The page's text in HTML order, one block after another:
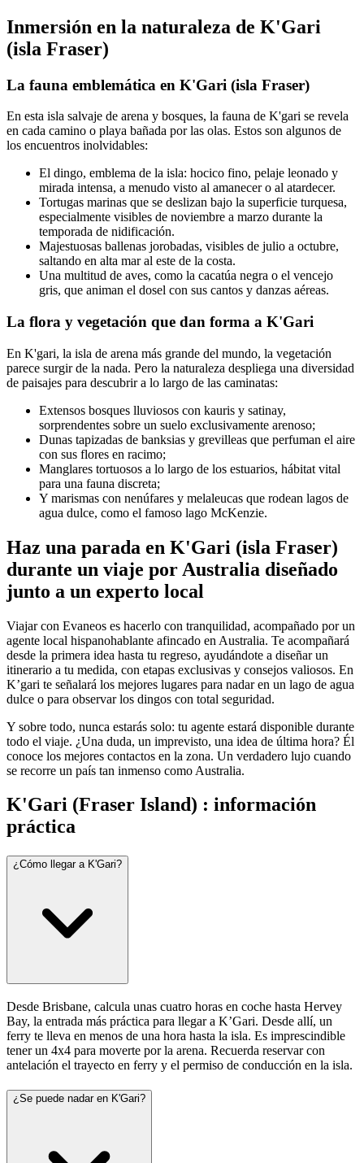
Inmersión en la naturaleza de K'Gari
(isla Fraser)
La fauna emblemática en K'Gari (isla Fraser)
En esta isla salvaje de arena y bosques, la fauna de K'gari se revela
en cada camino o playa bañada por las olas. Estos son algunos de
los encuentros inolvidables:
El dingo, emblema de la isla: hocico fino, pelaje leonado y
mirada intensa, a menudo visto al amanecer o al atardecer.
Tortugas marinas que se deslizan bajo la superficie turquesa,
especialmente visibles de noviembre a marzo durante la
temporada de nidificación.
Majestuosas ballenas jorobadas, visibles de julio a octubre,
saltando en alta mar al este de la costa.
Una multitud de aves, como la cacatúa negra o el vencejo
gris, que animan el dosel con sus cantos y danzas aéreas.
La flora y vegetación que dan forma a K'Gari
En K'gari, la isla de arena más grande del mundo, la vegetación
parece surgir de la nada. Pero la naturaleza despliega una diversidad
de paisajes para descubrir a lo largo de las caminatas:
Extensos bosques lluviosos con kauris y satinay,
sorprendentes sobre un suelo exclusivamente arenoso;
Dunas tapizadas de banksias y grevilleas que perfuman el aire
con sus flores en racimo;
Manglares tortuosos a lo largo de los estuarios, hábitat vital
para una fauna discreta;
Y marismas con nenúfares y melaleucas que rodean lagos de
agua dulce, como el famoso lago McKenzie.
Haz una parada en K'Gari (isla Fraser)
durante un viaje por Australia diseñado
junto a un experto local
Viajar con Evaneos es hacerlo con tranquilidad, acompañado por un
agente local hispanohablante afincado en Australia. Te acompañará
desde la primera idea hasta tu regreso, ayudándote a diseñar un
itinerario a tu medida, con etapas exclusivas y consejos valiosos. En
K’gari te señalará los mejores lugares para nadar en un lago de agua
dulce o para observar los dingos con total seguridad.
Y sobre todo, nunca estarás solo: tu agente estará disponible durante
todo el viaje. ¿Una duda, un imprevisto, una idea de última hora? Él
conoce los mejores contactos en la zona. Un verdadero lujo cuando
se recorre un país tan inmenso como Australia.
K'Gari (Fraser Island) : información
práctica
¿Cómo llegar a K'Gari?
Desde Brisbane, calcula unas cuatro horas en coche hasta Hervey
Bay, la entrada más práctica para llegar a K’Gari. Desde allí, un
ferry te lleva en menos de una hora hasta la isla. Es imprescindible
tener un 4x4 para moverte por la arena. Recuerda reservar con
antelación el trayecto en ferry y el permiso de conducción en la isla.
¿Se puede nadar en K'Gari?